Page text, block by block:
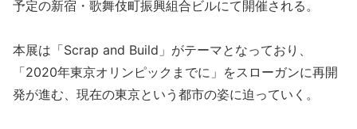
予定の新宿・歌舞伎町振興組合ビルにて開催される。
本展は「Scrap and Build」がテーマとなっており、
「2020年東京オリンピックまでに」をスローガンに再開
発が進む、現在の東京という都市の姿に迫っていく。